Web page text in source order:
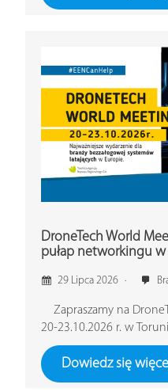
DroneTech World
pułap networkingu
29 Lipca 2026
Zapraszamy na
20-23.10.2026 r. w
Dowiedz się